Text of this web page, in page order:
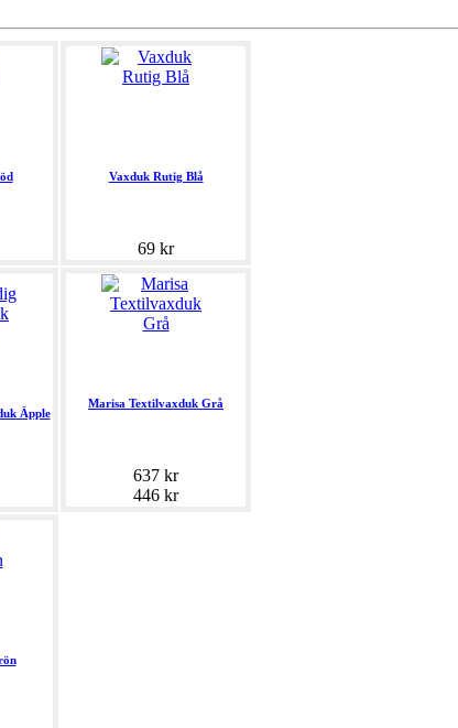
Vaxduk Rutig Blå
69 kr
Äpple
Marisa Textilvaxduk Grå
637 kr
446 kr